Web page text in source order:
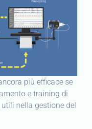
più efficace se
e training di
nella gestione del